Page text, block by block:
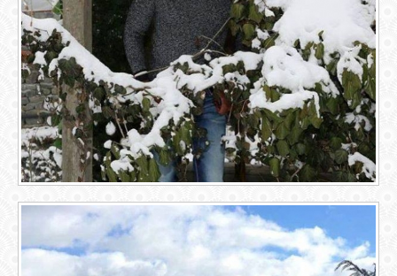
ВИДЕО
МУЗЫКА
САЙТЫ
ВОПРОСЫ /